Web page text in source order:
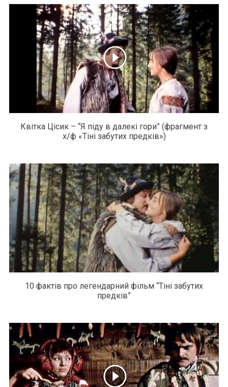
Квітка Цісик – “Я піду в далекі гори” (фрагмент з
х/ф «Тіні забутих предків»)
10 фактів про легендарний фільм “Тіні забутих
предків”